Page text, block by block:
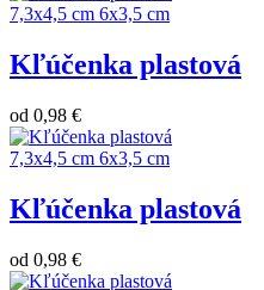
7,3x4,5 cm 6x3,5 cm
Kľúčenka plastová
od 0,98 €
7,3x4,5 cm 6x3,5 cm
Kľúčenka plastová
od 0,98 €